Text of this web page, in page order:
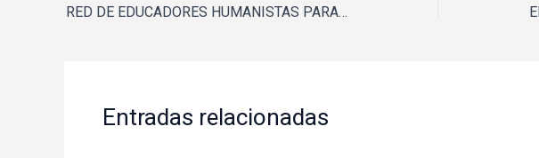
RED DE EDUCADORES HUMANISTAS PARA LATINOAMERICA -EDUCAR PARA HUMANIZAR-2020
Entradas relacionadas